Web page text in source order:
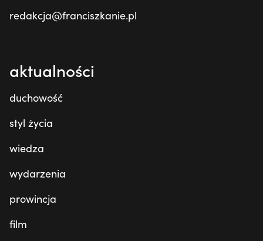
redakcja@franciszkanie.pl
aktualności
duchowość
styl życia
wiedza
wydarzenia
prowincja
film